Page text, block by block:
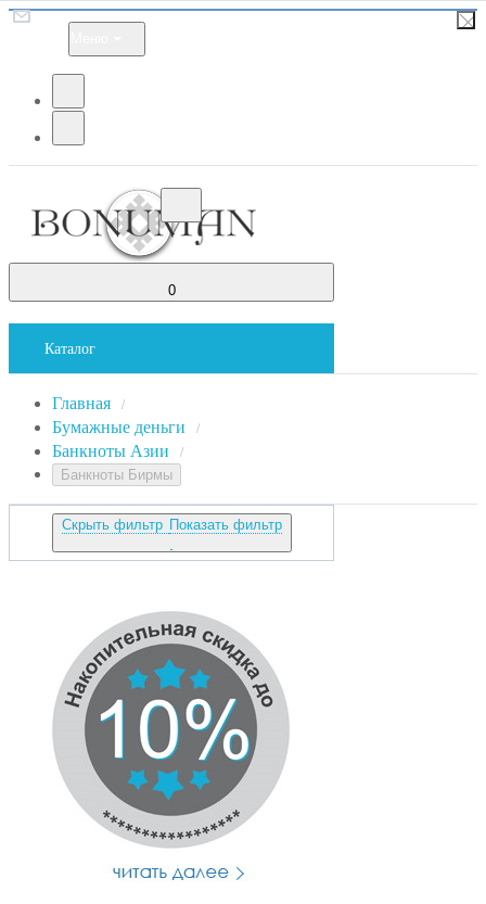
0
Каталог
Главная /
Бумажные деньги /
Банкноты Азии /
Банкноты Бирмы
Скрыть фильтр Показать фильтр